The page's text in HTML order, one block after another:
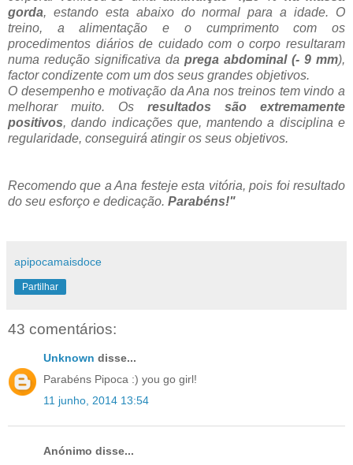
gorda, estando esta abaixo do normal para a idade. O
treino, a alimentação e o cumprimento com os
procedimentos diários de cuidado com o corpo resultaram
numa redução significativa da prega abdominal (- 9 mm),
factor condizente com um dos seus grandes objetivos.
O desempenho e motivação da Ana nos treinos tem vindo a
melhorar muito. Os resultados são extremamente
positivos, dando indicações que, mantendo a disciplina e
regularidade, conseguirá atingir os seus objetivos.
Recomendo que a Ana festeje esta vitória, pois foi resultado
do seu esforço e dedicação. Parabéns!"
apipocamaisdoce
Partilhar
43 comentários:
Unknown disse...
Parabéns Pipoca :) you go girl!
11 junho, 2014 13:54
Anónimo disse...